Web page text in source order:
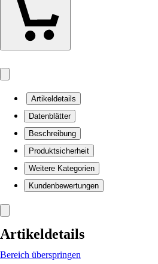
Artikeldetails
Datenblätter
Beschreibung
Produktsicherheit
Weitere Kategorien
Kundenbewertungen
Artikeldetails
Bereich überspringen